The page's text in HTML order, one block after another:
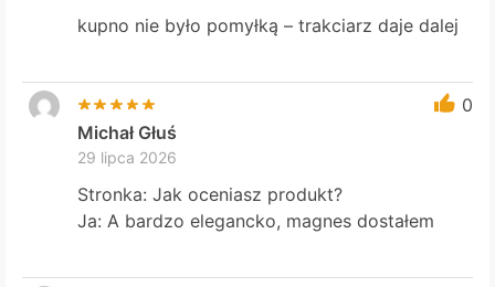
kupno nie było pomyłką – trakciarz daje dalej
0
Michał Głuś
29 lipca 2026
Stronka: Jak oceniasz produkt?
Ja: A bardzo elegancko, magnes dostałem